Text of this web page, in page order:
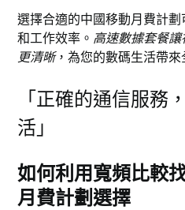
選擇合適的中國移動月費計
和工作效率。 高速數據套餐
更清晰，為您的數碼生活帶來
「正確的通信服務
活」
如何利用寬頻比較
月費計劃選擇